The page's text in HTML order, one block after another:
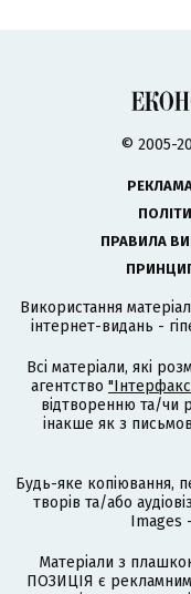
© 2005-
ПРАВИЛА
Використання
інтернет-видань -
Всі матеріали, які
агентство
відтворенню та/чи
інакше як з
Будь-яке копіювання,
творів та/або
Images
Матеріали з
ПОЗИЦІЯ є